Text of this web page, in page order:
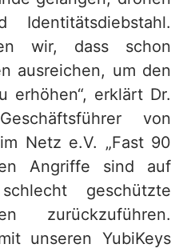
Identitätsdiebstahl.
wir, dass schon
ausreichen, um den
erhöhen“, erklärt Dr.
von
Netz e.V. „Fast 90
Angriffe sind auf
geschützte
zurückzuführen.
unseren YubiKeys